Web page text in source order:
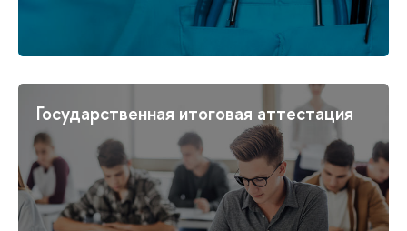
Государственная итоговая аттестация